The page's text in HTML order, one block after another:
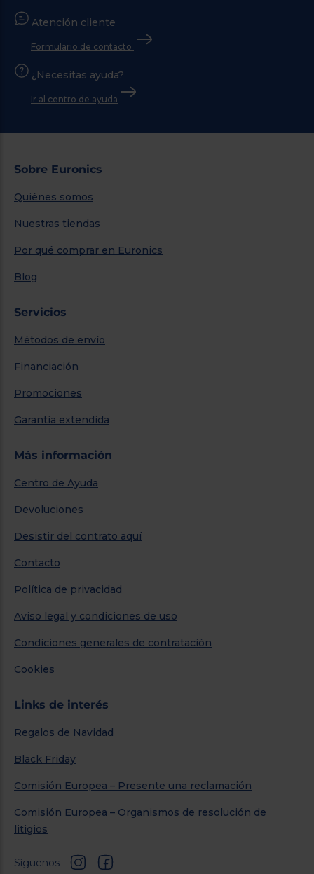
Atención cliente
Formulario de contacto
¿Necesitas ayuda?
Ir al centro de ayuda
Sobre Euronics
Quiénes somos
Nuestras tiendas
Por qué comprar en Euronics
Blog
Servicios
Métodos de envío
Financiación
Promociones
Garantía extendida
Más información
Centro de Ayuda
Devoluciones
Desistir del contrato aquí
Contacto
Política de privacidad
Aviso legal y condiciones de uso
Condiciones generales de contratación
Cookies
Links de interés
Regalos de Navidad
Black Friday
Comisión Europea – Presente una reclamación
Comisión Europea – Organismos de resolución de
litigios
Síguenos